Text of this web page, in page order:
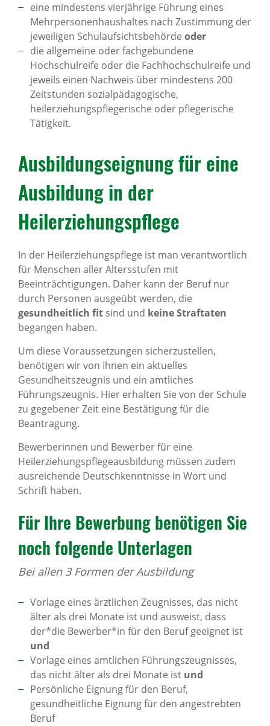
eine mindestens vierjährige Führung eines
Mehrpersonenhaushaltes nach Zustimmung der
jeweiligen Schulaufsichtsbehörde oder
die allgemeine oder fachgebundene
Hochschulreife oder die Fachhochschulreife und
jeweils einen Nachweis über mindestens 200
Zeitstunden sozialpädagogische,
heilerziehungspflegerische oder pflegerische
Tätigkeit.
Ausbildungseignung für eine
Ausbildung in der
Heilerziehungspflege
In der Heilerziehungspflege ist man verantwortlich
für Menschen aller Altersstufen mit
Beeinträchtigungen. Daher kann der Beruf nur
durch Personen ausgeübt werden, die
gesundheitlich fit sind und keine Straftaten
begangen haben.
Um diese Voraussetzungen sicherzustellen,
benötigen wir von Ihnen ein aktuelles
Gesundheitszeugnis und ein amtliches
Führungszeugnis. Hier erhalten Sie von der Schule
zu gegebener Zeit eine Bestätigung für die
Beantragung.
Bewerberinnen und Bewerber für eine
Heilerziehungspflegeausbildung müssen zudem
ausreichende Deutschkenntnisse in Wort und
Schrift haben.
Für Ihre Bewerbung benötigen Sie
noch folgende Unterlagen
Bei allen 3 Formen der Ausbildung
Vorlage eines ärztlichen Zeugnisses, das nicht
älter als drei Monate ist und ausweist, dass
der*die Bewerber*in für den Beruf geeignet ist
und
Vorlage eines amtlichen Führungszeugnisses,
das nicht älter als drei Monate ist und
Persönliche Eignung für den Beruf,
gesundheitliche Eignung für den angestrebten
Beruf